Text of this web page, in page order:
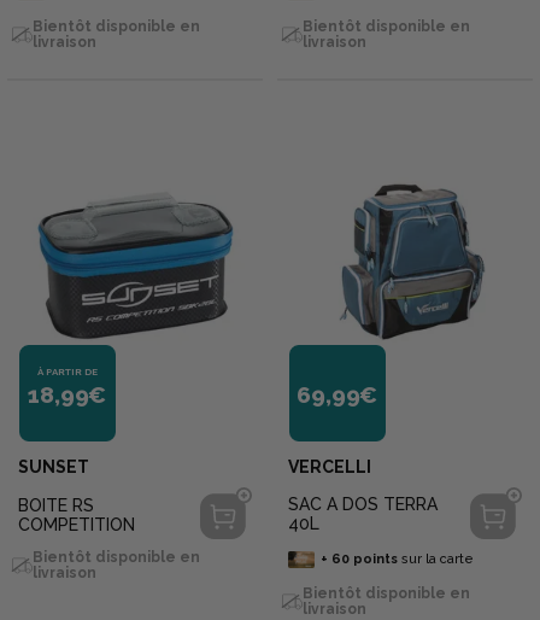
Bientôt disponible en
livraison
Bientôt disponible en
livraison
À PARTIR DE
18,99€
SUNSET
BOITE RS
COMPETITION
Bientôt disponible en
livraison
69,99€
VERCELLI
SAC A DOS TERRA
40L
+ 60pointssur la carte
Bientôt disponible en
livraison